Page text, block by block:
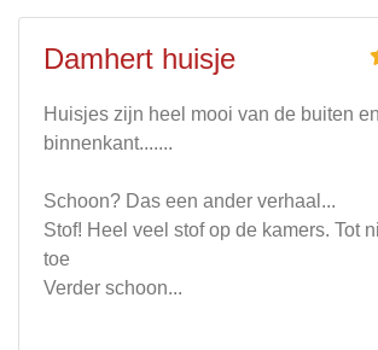
Damhert huisje
Huisjes zijn heel mooi van de buiten en
binnenkant.......
Schoon? Das een ander verhaal...
Stof! Heel veel stof op de kamers. Tot
toe
Verder schoon...